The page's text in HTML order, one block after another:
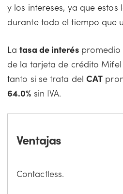
y los intereses, ya que
durante todo el tiempo que
Latasa de interéspromedio
de la tarjeta de crédito
tanto si se trata del CAT
64.0% sin IVA.
Ventajas
Contactless.